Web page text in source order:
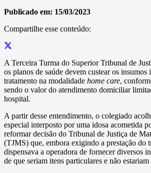
Publicado em: 15/03/2023
Compartilhe esse conteúdo:
A Terceira Turma do Superior Tribunal de
os planos de saúde devem custear os insumos
tratamento na modalidade home care,
sendo o valor do atendimento domiciliar
hospital.
A partir desse entendimento, o colegiado
especial interposto por uma idosa acometida
reformar decisão do Tribunal de Justiça de
(TJMS) que, embora exigindo a prestação do
dispensava a operadora de fornecer diversos
de que seriam itens particulares e não